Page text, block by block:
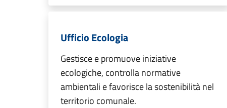
Ufficio Ecologia
Gestisce e promuove iniziative
ecologiche, controlla normative
ambientali e favorisce la sostenibilità nel
territorio comunale.